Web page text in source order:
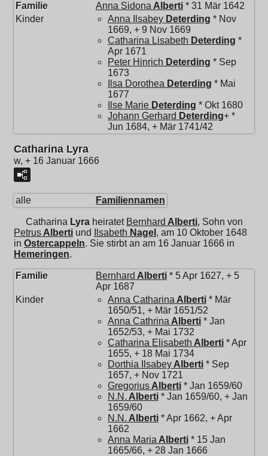
Familie Anna Sidona Alberti * 31 Mär 1642
Kinder
Anna Ilsabey Deterding * Nov
1669, + 9 Nov 1669
Catharina Lisabeth Deterding *
Apr 1671
Peter Hinrich Deterding * Sep
1673
Ilsa Dorothea Deterding * Mai
1677
Ilse Marie Deterding * Okt 1680
Johann Gerhard Deterding+ *
Jun 1684, + Mär 1741/42
Catharina Lyra
w, + 16 Januar 1666
alle Familiennamen
Catharina Lyra heiratet Bernhard Alberti, Sohn von
Petrus Alberti und Ilsabeth Nagel , am 10 Oktober 1648
in Ostercappeln. Sie stirbt an am 16 Januar 1666 in
Hemeringen.
Familie Bernhard Alberti * 5 Apr 1627, + 5
Apr 1687
Kinder
Anna Catharina Alberti * Mär
1650/51, + Mär 1651/52
Anna Cathrina Alberti * Jan
1652/53, + Mai 1732
Catharina Elisabeth Alberti * Apr
1655, + 18 Mai 1734
Dorthia Ilsabey Alberti * Sep
1657, + Nov 1721
Gregorius Alberti * Jan 1659/60
N.N. Alberti * Jan 1659/60, + Jan
1659/60
N.N. Alberti * Apr 1662, + Apr
1662
Anna Maria Alberti * 15 Jan
1665/66, + 28 Jan 1666